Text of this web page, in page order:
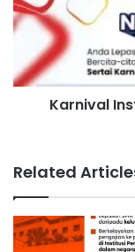
S
r
a
a
k
a
n
i
v
I
t
u
s
i
Karnival
Related